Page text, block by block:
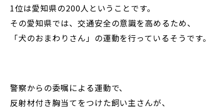
1位は愛知県の200人ということです。
その愛知県では、交通安全の意識を高めるため、
「犬のおまわりさん」の運動を行っているそうです。
警察からの委嘱による運動で、
反射材付き胸当てをつけた飼い主さんが、